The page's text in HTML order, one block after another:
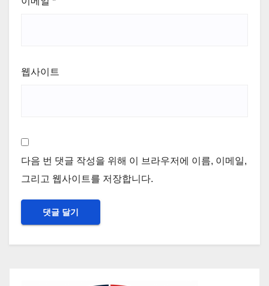
웹사이트
다음 번 댓글 작성을 위해 이 브라우저에 이름, 이메일,
그리고 웹사이트를 저장합니다.